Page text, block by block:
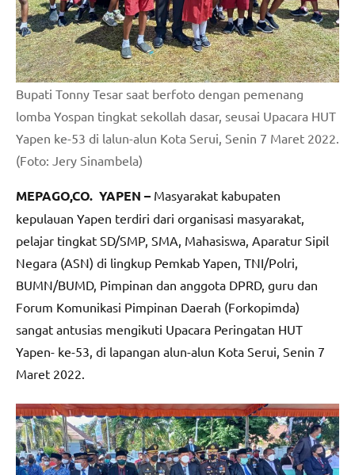
Bupati Tonny Tesar saat berfoto dengan pemenang
lomba Yospan tingkat sekollah dasar, seusai Upacara HUT
Yapen ke-53 di lalun-alun Kota Serui, Senin 7 Maret 2022.
(Foto: Jery Sinambela)
MEPAGO,CO. YAPEN – Masyarakat kabupaten
kepulauan Yapen terdiri dari organisasi masyarakat,
pelajar tingkat SD/SMP, SMA, Mahasiswa, Aparatur Sipil
Negara (ASN) di lingkup Pemkab Yapen, TNI/Polri,
BUMN/BUMD, Pimpinan dan anggota DPRD, guru dan
Forum Komunikasi Pimpinan Daerah (Forkopimda)
sangat antusias mengikuti Upacara Peringatan HUT
Yapen- ke-53, di lapangan alun-alun Kota Serui, Senin 7
Maret 2022.